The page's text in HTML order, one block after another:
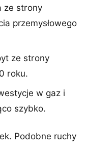
ze strony
przemysłowego
ze strony
roku.
w gaz i
szybko.
Podobne ruchy